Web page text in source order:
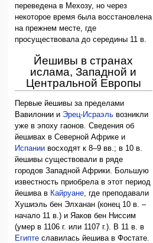
переведена в Мехозу, но через
некоторое время была восстановлена
на прежнем месте, где
просуществовала до середины 11 в.
Йешивы в странах
ислама, Западной и
Центральной Европы
Первые йешивы за пределами
Вавилонии и Эрец-Исраэль возникли
уже в эпоху гаонов. Сведения об
йешивах в Северной Африке и
Испании восходят к 8–9 вв.; в 10 в.
йешивы существовали в ряде
городов Западной Африки. Большую
известность приобрела в этот период
йешива в Кайруане , где преподавали
Хушиэль бен Элханан (конец 10 в. –
начало 11 в.) и Яаков бен Ниссим
(умер в 1106 г. или 1107 г.). В 11 в. в
Египте славилась йешива в Фостате.